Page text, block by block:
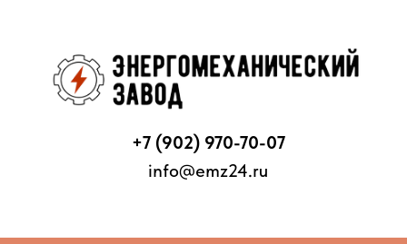
+7 (902) 970-70-07
info@emz24.ru